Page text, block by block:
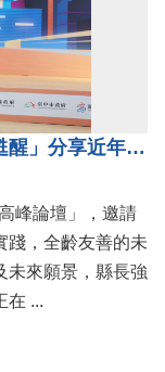
苗栗縣長鍾東錦受邀演講 「苗栗甦醒」分享近年轉變
峰論壇」，邀請
踐，全齡友善的未
未來願景，縣長強
調，苗栗是一個正在開發、正在醒來、正在 ...